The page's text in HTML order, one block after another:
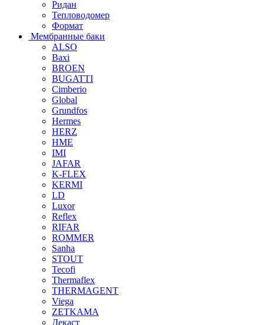
Ридан
Тепловодомер
Формат
Мембранные баки
ALSO
Baxi
BROEN
BUGATTI
Cimberio
Global
Grundfos
Hermes
HERZ
HME
IMI
JAFAR
K-FLEX
KERMI
LD
Luxor
Reflex
RIFAR
ROMMER
Sanha
STOUT
Tecofi
Thermaflex
THERMAGENT
Viega
ZETKAMA
Декаст